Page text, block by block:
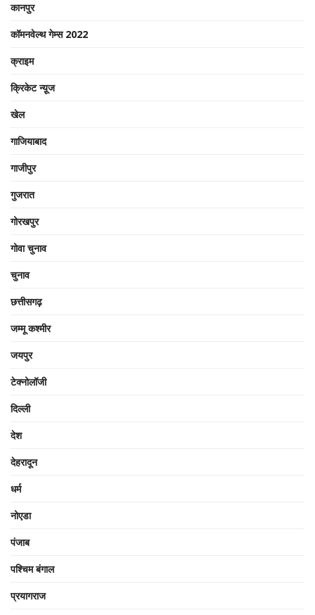
कानपुर
कॉमनवेल्थ गेम्स 2022
क्राइम
क्रिकेट न्यू़ज
खेल
गाजियाबाद
गाजीपुर
गुजरात
गोरखपुर
गोवा चुनाव
चुनाव
छत्तीसगढ़
जम्मू कश्मीर
जयपुर
टेक्नोलॉजी
दिल्ली
देश
देहरादून
धर्म
नोएडा
पंजाब
पश्चिम बंगाल
प्रयागराज